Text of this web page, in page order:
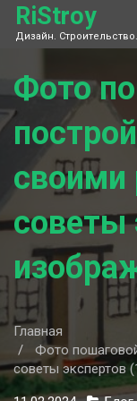
Skip
content
RiStroy
Дизайн.
Фото
своими
советы
Главная
Фото
советы экспертов